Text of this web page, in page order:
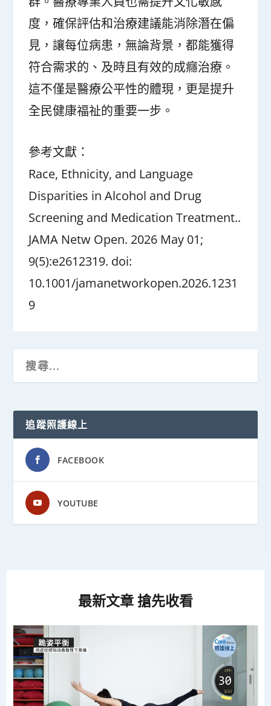
度，確保評估和治療建議能消除潛在偏
見，讓每位病患，無論背景，都能獲得
符合需求的、及時且有效的成癮治療。
這不僅是醫療公平性的體現，更是提升
全民健康福祉的重要一步。
參考文獻：
Race, Ethnicity, and Language
Disparities in Alcohol and Drug
Screening and Medication Treatment..
JAMA Netw Open. 2026 May 01;
9(5):e2612319. doi:
10.1001/jamanetworkopen.2026.1231
9
追蹤照護線上
FACEBOOK
YOUTUBE
最新文章 搶先收看